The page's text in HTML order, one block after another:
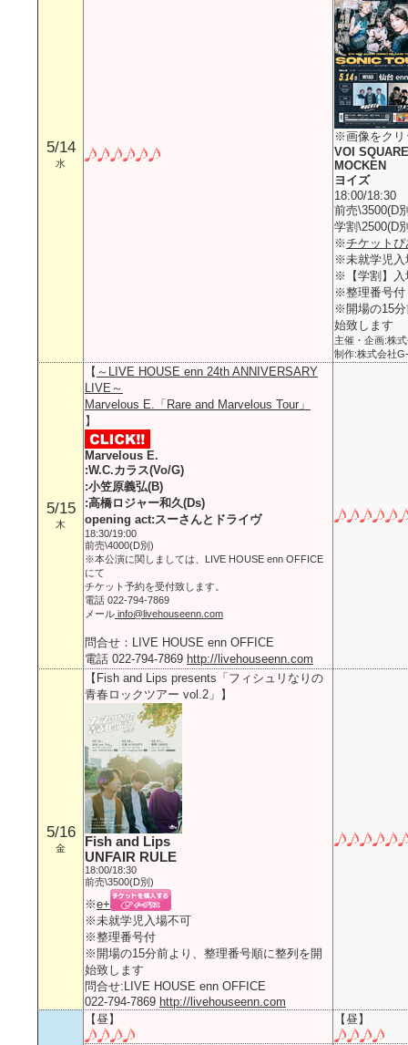
5/14
水
※画像をクリ
VOI
MOCKEN
ヨイズ
18:00/18:30
前売\3500(D
学割\2500(D
※チケットぴ
※未就学児入
※【学割】入
※整理番号付
※開場の15分
始致します
主催・企画:株
制作:株式会社
5/15
木
【 ～LIVE HOUSE enn 24th ANNIVERSARY
LIVE～
Marvelous E.「Rare and Marvelous Tour」
】
Marvelous E.
:W.C.カラス(Vo/G)
:小笠原義弘(B)
:高橋ロジャー和久(Ds)
opening act:スーさんとドライヴ
18:30/19:00
前売\4000(D別)
※本公演に関しましては、LIVE HOUSE enn OFFICE
にて
チケット予約を受付致します。
電話 022-794-7869
メール info@livehouseenn.com
問合せ：LIVE HOUSE enn OFFICE
電話 022-794-7869 http://livehouseenn.com
5/16
金
【Fish and Lips presents「フィシュリなりの
青春ロックツアー vol.2」】
Fish and Lips
UNFAIR RULE
18:00/18:30
前売\3500(D別)
※e+
※未就学児入場不可
※整理番号付
※開場の15分前より、整理番号順に整列を開
始致します
問合せ:LIVE HOUSE enn OFFICE
022-794-7869 http://livehouseenn.com
【昼】 【昼】